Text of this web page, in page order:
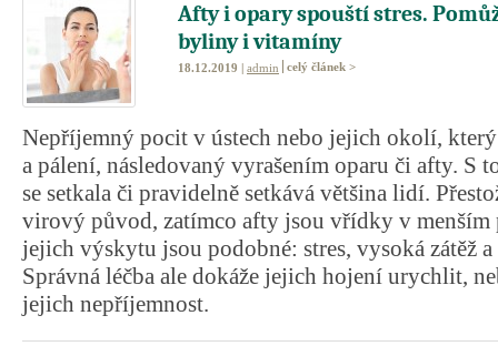
Afty i opary spouští stres.
byliny i vitamíny
18.12.2019 | admin celý článek >
Nepříjemný pocit v ústech nebo jejich okolí,
a pálení, následovaný vyrašením oparu či afty. S
se setkala či pravidelně setkává většina lidí.
virový původ, zatímco afty jsou vřídky v
jejich výskytu jsou podobné: stres, vysoká zátěž
Správná léčba ale dokáže jejich hojení urychlit,
jejich nepříjemnost.